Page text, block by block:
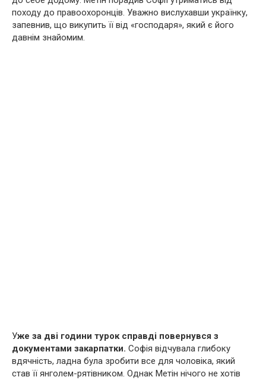
походу до правоохоронців. Уважно вислухавши українку,
запевнив, що викупить її від «господаря», який є його
давнім знайомим.
Уже за дві години турок справді повернувся з
документами закарпатки. Софія відчувала глибоку
вдячність, ладна була зробити все для чоловіка, який
став її янголем-рятівником. Однак Метін нічого не хотів